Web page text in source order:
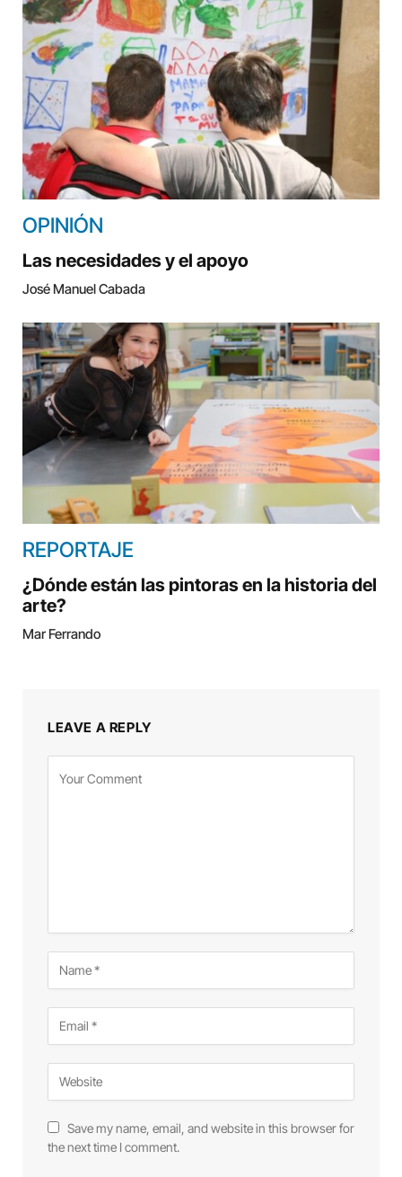
OPINIÓN
Las necesidades y el apoyo
José Manuel Cabada
REPORTAJE
¿Dónde están las pintoras en la historia del
arte?
Mar Ferrando
LEAVE A REPLY
Save my name, email, and website in this browser for
the next time I comment.